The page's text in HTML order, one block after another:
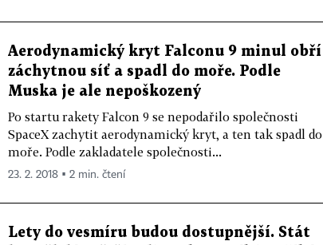
Aerodynamický kryt Falconu 9 minul obří
záchytnou síť a spadl do moře. Podle
Muska je ale nepoškozený
Po startu rakety Falcon 9 se nepodařilo společnosti
SpaceX zachytit aerodynamický kryt, a ten tak spadl do
moře. Podle zakladatele společnosti...
23. 2. 2018 ▪ 2 min. čtení
Lety do vesmíru budou dostupnější. Stát